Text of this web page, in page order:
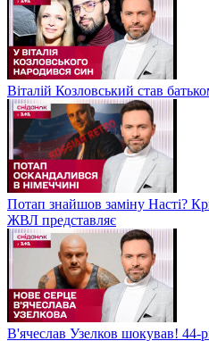
Віталій Козловський став
Потап знайшов заміну Насті?
ЖВЛ представляє
В'ячеслав Узелков шокував! 44-